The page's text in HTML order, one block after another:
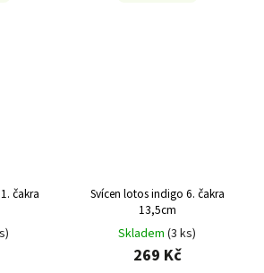
čakra
Svícen lotos indigo 6. čakra
13,5cm
Skladem (3 ks)
269 Kč